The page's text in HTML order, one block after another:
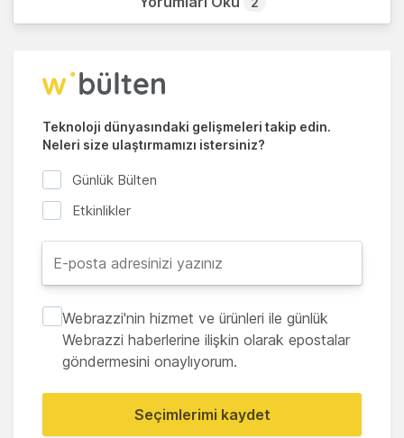
Teknoloji dünyasındaki gelişmeleri takip edin.
Neleri size ulaştırmamızı istersiniz?
Günlük Bülten
Etkinlikler
Webrazzi'nin hizmet ve ürünleri ile günlük
Webrazzi haberlerine ilişkin olarak epostalar
göndermesini onaylıyorum.
Seçimlerimi kaydet